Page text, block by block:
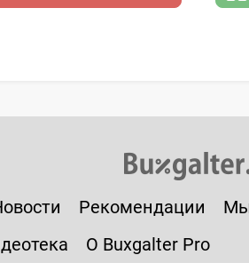
Рекомендации
О Buxgalter Pro